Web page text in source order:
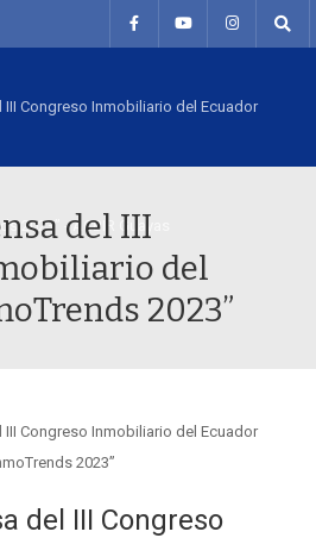
del III
del
2023”
del III Congreso